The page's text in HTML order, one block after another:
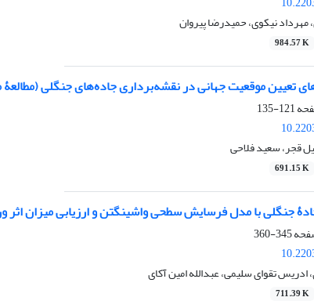
نیکوی، حمیدرضا پیروان
984.57 K
تعیین موقعیت جهانی در نقشه‌برداری جاده‌های جنگلی
121-135
قجر، سعید فلاحی
691.15 K
جنگلی با مدل فرسایش سطحی واشینگتن و ارزیابی میزان اثر
345-360
تقوای سلیمی، عبدالله امین آکای
711.39 K